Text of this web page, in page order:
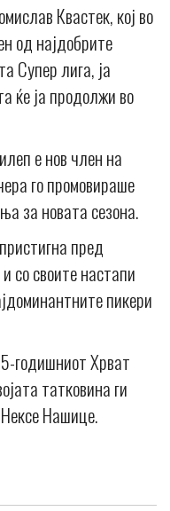
Квастек, кој во
од најдобрите
Супер лига, ја
ќе ја продолжи во
е нов член на
го промовираше
за новата сезона.
пред
со своите настапи
пикери
годишниот Хрват
татковина ги
Нашице.